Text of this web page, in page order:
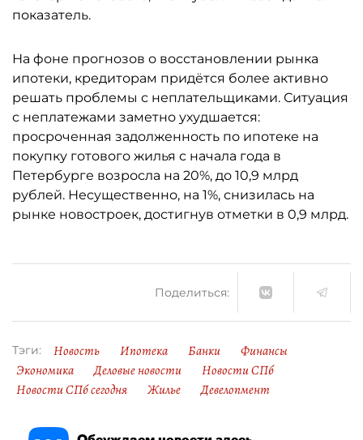
показатель.
На фоне прогнозов о восстановлении рынка
ипотеки, кредиторам придётся более активно
решать проблемы с неплательщиками. Ситуация
с неплатежами заметно ухудшается:
просроченная задолженность по ипотеке на
покупку готового жилья с начала года в
Петербурге возросла на 20%, до 10,9 млрд
рублей. Несущественно, на 1%, снизилась на
рынке новостроек, достигнув отметки в 0,9 млрд.
Поделиться:
Тэги: Новость Ипотека Банки
Финансы
Экономика
Деловые новости
Новости СПб
Новости СПб сегодня
Жилье Девелопмент